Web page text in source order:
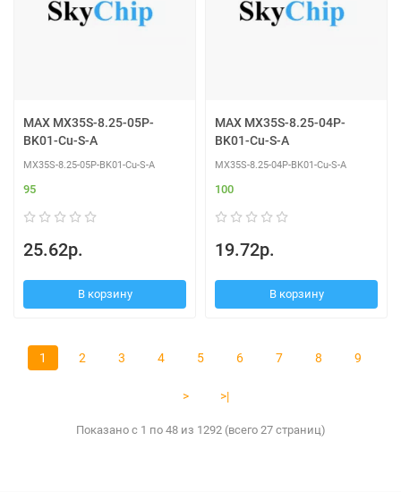
MAX MX35S-8.25-05P-
BK01-Cu-S-A
MX35S-8.25-05P-BK01-Cu-S-A
95
25.62р.
В корзину
MAX MX35S-8.25-04P-
BK01-Cu-S-A
MX35S-8.25-04P-BK01-Cu-S-A
100
19.72р.
В корзину
1 2 3 4 5 6 7 8 9
> >|
Показано с 1 по 48 из 1292 (всего 27 страниц)